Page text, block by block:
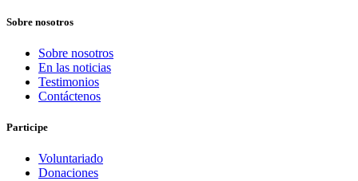
Sobre nosotros
Sobre nosotros
En las noticias
Testimonios
Contáctenos
Participe
Voluntariado
Donaciones